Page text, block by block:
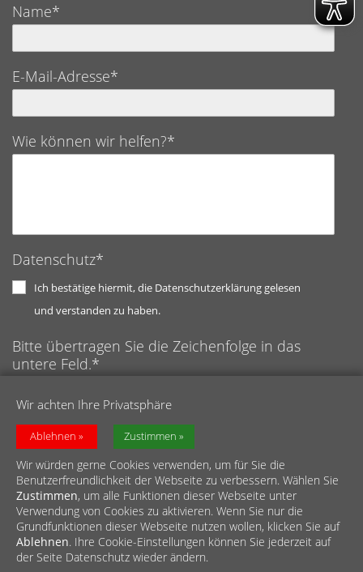
Wir achten Ihre Privatsphäre
Ablehnen Zustimmen
Wir würden gerne Cookies verwenden, um für Sie die
Benutzerfreundlichkeit der Webseite zu verbessern. Wählen Sie
Zustimmen, um alle Funktionen dieser Webseite unter
Verwendung von Cookies zu aktivieren. Wenn Sie nur die
Grundfunktionen dieser Webseite nutzen wollen, klicken Sie auf
Ablehnen. Ihre Cookie-Einstellungen können Sie jederzeit auf
der Seite Datenschutz wieder ändern.
Name*
E-Mail-Adresse*
Wie können wir helfen?*
Datenschutz*
Ich bestätige hiermit, die Datenschutzerklärung gelesen
und verstanden zu haben.
Bitte übertragen Sie die Zeichenfolge in das
untere Feld.*
Hier klicken
Friendly
© Caritasverband für den Rhein-Erft-Kreis e.V.